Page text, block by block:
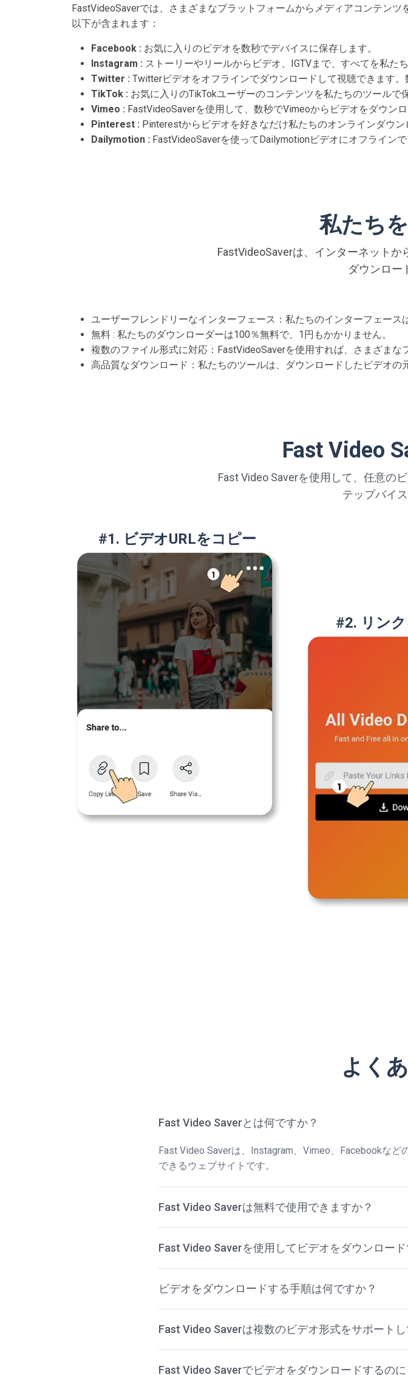
FastVideoSaverでは、さまざまなプラットフォームからメディアコンテン
以下が含まれます：
Facebook : お気に入りのビデオを数秒でデバイスに保存します。
Instagram : ストーリーやリールからビデオ、IGTVまで、すべてを私た
Twitter : Twitterビデオをオフラインでダウンロードして視聴できます
TikTok : お気に入りのTikTokユーザーのコンテンツを私たちのツールで
Vimeo : FastVideoSaverを使用して、数秒でVimeoからビデオをダウンロ
Pinterest : Pinterestからビデオを好きなだけ私たちのオンラインダウン
Dailymotion : FastVideoSaverを使ってDailymotionビデオにオフラインで
私たち
FastVideoSaverは、インターネット
ダウンロー
ユーザーフレンドリーなインターフェース：私たちのインターフェース
無料 : 私たちのダウンローダーは100％無料で、1円もかかりません。
複数のファイル形式に対応：FastVideoSaverを使用すれば、さまざまな
高品質なダウンロード：私たちのツールは、ダウンロードしたビデオの
Fast Video
Fast Video Saverを使用して、任意の
テップバイ
#1. ビデオURLをコピー
#2. リン
よく
Fast Video Saverとは何ですか？
Fast Video Saverは、Instagram、Vimeo、Facebookな
できるウェブサイトです。
Fast Video Saverは無料で使用できますか？
Fast Video Saverを使用してビデオをダウンロー
ビデオをダウンロードする手順は何ですか？
Fast Video Saverは複数のビデオ形式をサポートし
Fast Video Saverでビデオをダウンロードするの